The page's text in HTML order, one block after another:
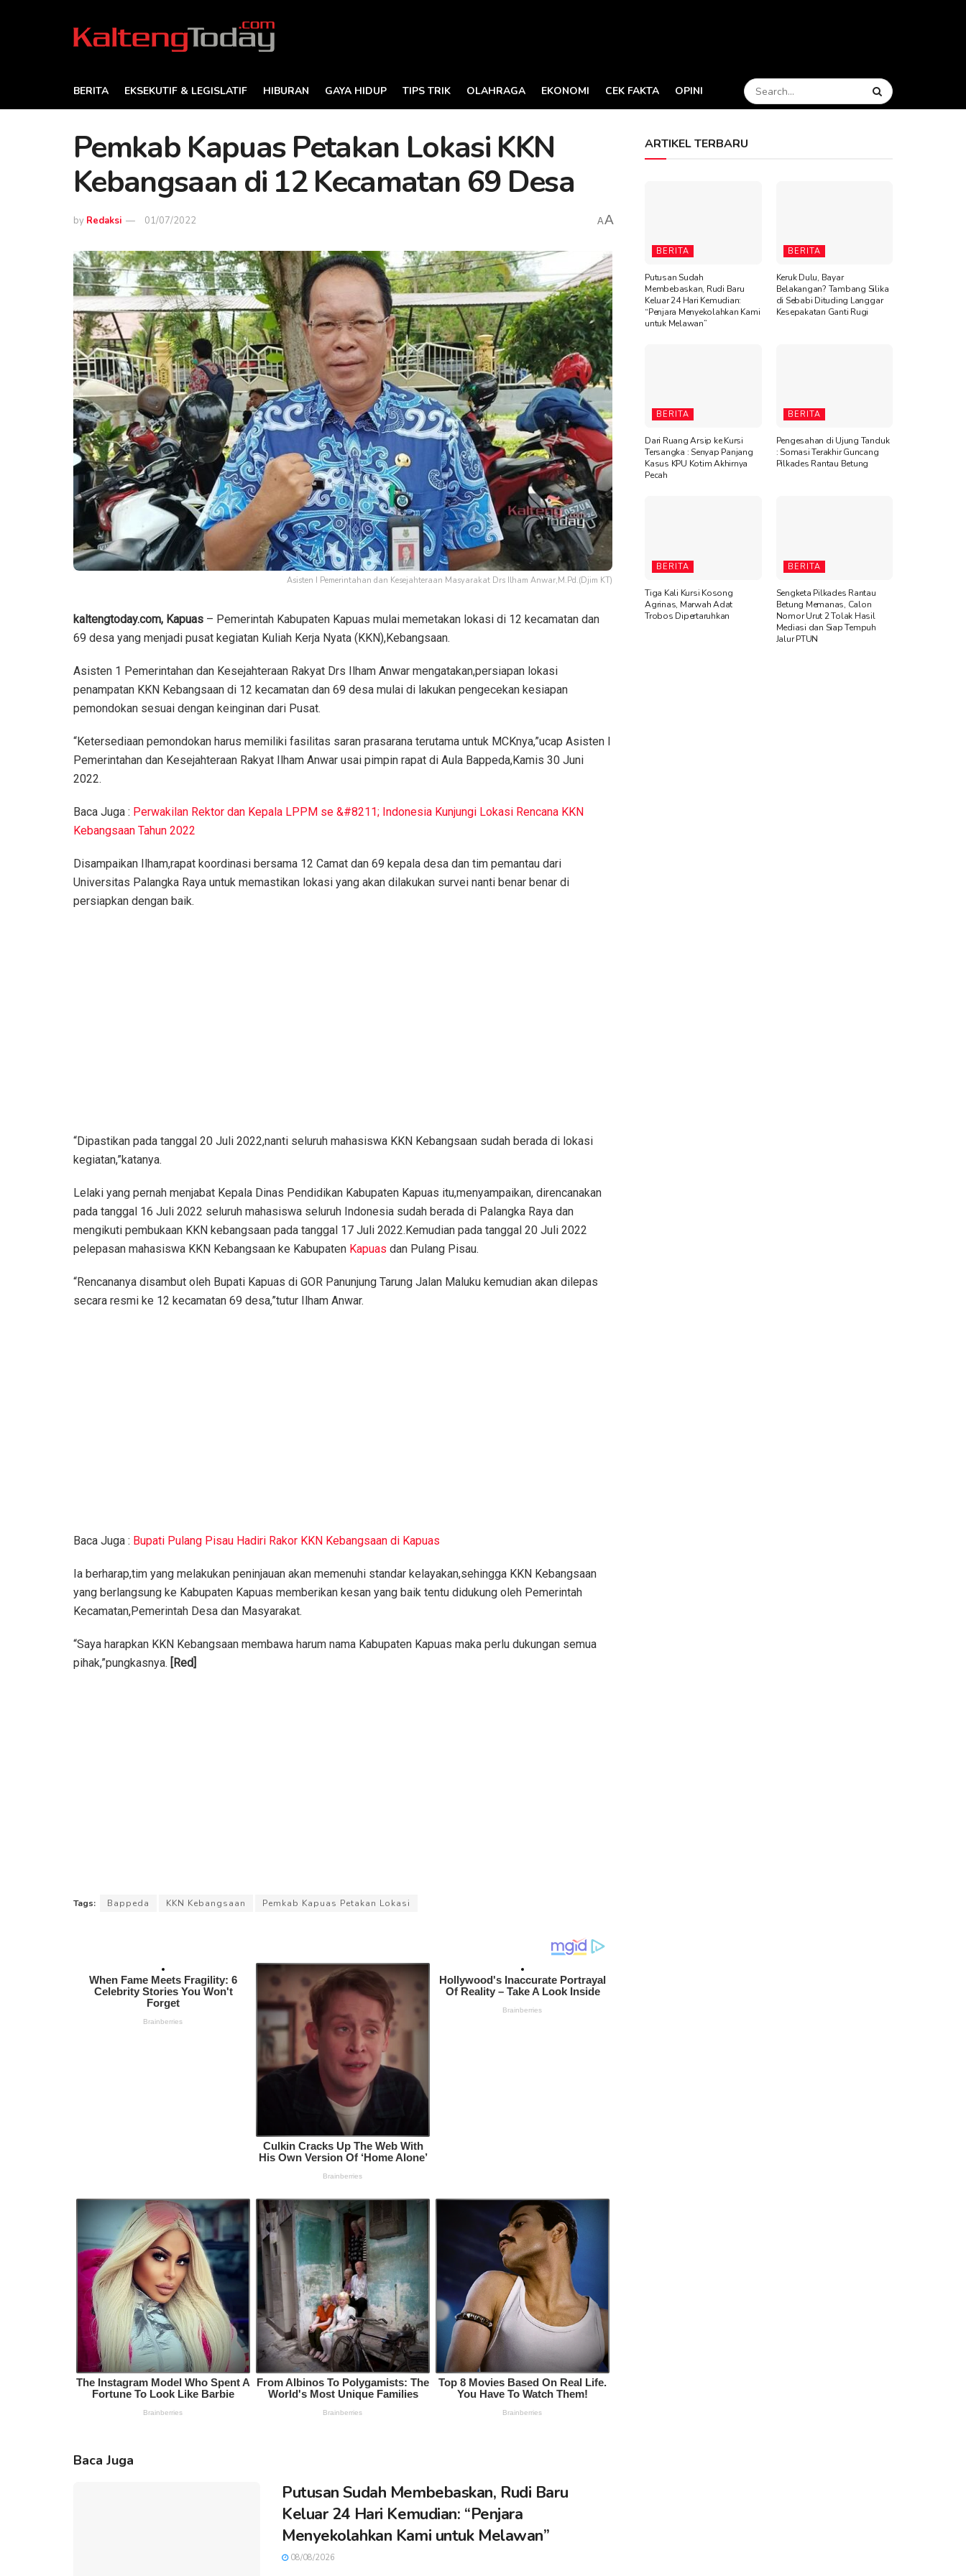
BERITA EKSEKUTIF & LEGISLATIF HIBURAN GAYA HIDUP TIPS TRIK OLAHRAGA EKONOMI CEK FAKTA OPINI
Pemkab Kapuas Petakan Lokasi KKN
Kebangsaan di 12 Kecamatan 69 Desa
by Redaksi 01/07/2022 AA
Asisten I Pemerintahan dan Kesejahteraan Masyarakat Drs Ilham Anwar,M.Pd.(Djim KT)
kaltengtoday.com, Kapuas – Pemerintah Kabupaten Kapuas mulai memetakan lokasi di 12 kecamatan dan
69 desa yang menjadi pusat kegiatan Kuliah Kerja Nyata (KKN),Kebangsaan.
Asisten 1 Pemerintahan dan Kesejahteraan Rakyat Drs Ilham Anwar mengatakan,persiapan lokasi
penampatan KKN Kebangsaan di 12 kecamatan dan 69 desa mulai di lakukan pengecekan kesiapan
pemondokan sesuai dengan keinginan dari Pusat.
“Ketersediaan pemondokan harus memiliki fasilitas saran prasarana terutama untuk MCKnya,”ucap Asisten I
Pemerintahan dan Kesejahteraan Rakyat Ilham Anwar usai pimpin rapat di Aula Bappeda,Kamis 30 Juni
2022.
Baca Juga : Perwakilan Rektor dan Kepala LPPM se &#8211; Indonesia Kunjungi Lokasi Rencana KKN
Kebangsaan Tahun 2022
Disampaikan Ilham,rapat koordinasi bersama 12 Camat dan 69 kepala desa dan tim pemantau dari
Universitas Palangka Raya untuk memastikan lokasi yang akan dilakukan survei nanti benar benar di
persiapkan dengan baik.
“Dipastikan pada tanggal 20 Juli 2022,nanti seluruh mahasiswa KKN Kebangsaan sudah berada di lokasi
kegiatan,”katanya.
Lelaki yang pernah menjabat Kepala Dinas Pendidikan Kabupaten Kapuas itu,menyampaikan, direncanakan
pada tanggal 16 Juli 2022 seluruh mahasiswa seluruh Indonesia sudah berada di Palangka Raya dan
mengikuti pembukaan KKN kebangsaan pada tanggal 17 Juli 2022.Kemudian pada tanggal 20 Juli 2022
pelepasan mahasiswa KKN Kebangsaan ke Kabupaten Kapuas dan Pulang Pisau.
“Rencananya disambut oleh Bupati Kapuas di GOR Panunjung Tarung Jalan Maluku kemudian akan dilepas
secara resmi ke 12 kecamatan 69 desa,”tutur Ilham Anwar.
Baca Juga : Bupati Pulang Pisau Hadiri Rakor KKN Kebangsaan di Kapuas
Ia berharap,tim yang melakukan peninjauan akan memenuhi standar kelayakan,sehingga KKN Kebangsaan
yang berlangsung ke Kabupaten Kapuas memberikan kesan yang baik tentu didukung oleh Pemerintah
Kecamatan,Pemerintah Desa dan Masyarakat.
“Saya harapkan KKN Kebangsaan membawa harum nama Kabupaten Kapuas maka perlu dukungan semua
pihak,”pungkasnya. [Red]
Tags: Bappeda KKN Kebangsaan Pemkab Kapuas Petakan Lokasi
Baca Juga
Putusan Sudah Membebaskan, Rudi Baru
Keluar 24 Hari Kemudian: “Penjara
Menyekolahkan Kami untuk Melawan”
08/08/2026
ARTIKEL TERBARU
BERITA
Putusan Sudah
Membebaskan, Rudi Baru
Keluar 24 Hari Kemudian:
“Penjara Menyekolahkan Kami
untuk Melawan”
BERITA
Keruk Dulu, Bayar
Belakangan? Tambang Silika
di Sebabi Dituding Langgar
Kesepakatan Ganti Rugi
BERITA
Dari Ruang Arsip ke Kursi
Tersangka : Senyap Panjang
Kasus KPU Kotim Akhirnya
Pecah
BERITA
Pengesahan di Ujung Tanduk
: Somasi Terakhir Guncang
Pilkades Rantau Betung
BERITA
Tiga Kali Kursi Kosong
Agrinas, Marwah Adat
Trobos Dipertaruhkan
BERITA
Sengketa Pilkades Rantau
Betung Memanas, Calon
Nomor Urut 2 Tolak Hasil
Mediasi dan Siap Tempuh
Jalur PTUN